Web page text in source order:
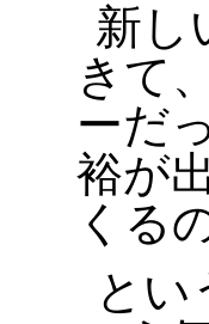
新し
きて
ーだ
裕が
くる
とい